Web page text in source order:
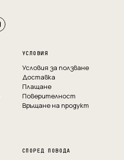
УСЛОВИЯ
Условия за ползване
Доставка
Плащане
Поверителност
Връщане на продукт
СПОРЕД ПОВОДА